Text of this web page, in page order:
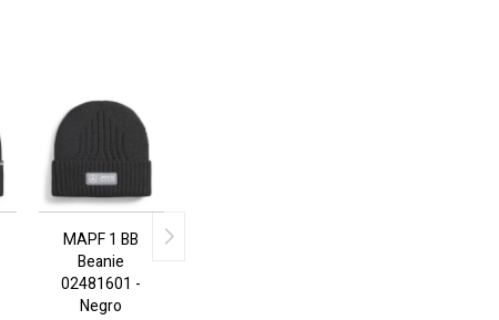
MAPF 1 BB
Beanie
02481601 -
Negro